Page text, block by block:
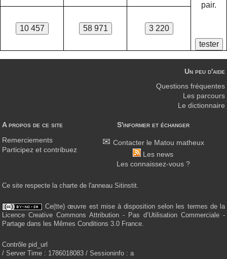
pair.
A propos de ce site
Remerciements
Participez et contribuez
S'informer et échanger
Contacter le Matou matheux
Les news
Les connaissez-vous ?
Un peu d'aide
Questions fréquentes
Les parcours
Le dictionnaire
Ce site respecte la charte de l'anneau Sitinstit.
Ce(tte) œuvre est mise à disposition selon les termes de la
Licence Creative Commons Attribution - Pas d’Utilisation Commerciale -
Partage dans les Mêmes Conditions 3.0 France.
Contrôle pid_url
/ Server Time : 1786018083 / Sessioninfo : a